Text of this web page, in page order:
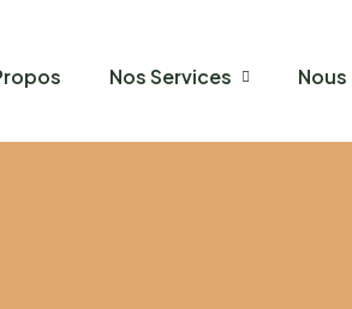
Nos Services